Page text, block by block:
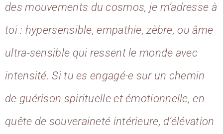
des mouvements du cosmos, je m’adresse à
toi : hypersensible, empathie, zèbre, ou âme
ultra-sensible qui ressent le monde avec
intensité. Si tu es engagé·e sur un chemin
de guérison spirituelle et émotionnelle, en
quête de souveraineté intérieure, d’élévation